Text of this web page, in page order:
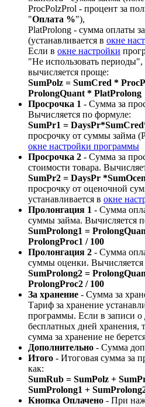
ProcPolzProl - процент за
"Оплата %"),
PlatProlong - сумма оплаты
(устанавливается в окне
Если в окне настройки
"Не использовать
вычисляется проще:
SumPolz = SumCred *
ProlongQuant * PlatProlong
Просрочка 1 - Сумма за
Вычисляется по формуле:
SumPr1 =
просрочку от суммы займа
окне настройки программы
Просрочка 2 - Сумма за
стоимости товара.
SumPr2 = DaysPr
просрочку от оценочной
устанавливается в окне
Пролонгация 1 - Сумма
суммы займа. Вычисляется
SumProlong1 =
ProlongProc1 / 100
Пролонгация 2 - Сумма
суммы оценки.
SumProlong2 =
ProlongProc2 / 100
За хранение - Сумма за
Тариф за хранение
программы. Если в записи о
бесплатных дней хранения,
сумма за хранение не
Дополнительно - Сумма
Итого - Итоговая сумма за
как:
SumRub = SumPolz +
SumProlong1 +
Кнопка Оплачено - При